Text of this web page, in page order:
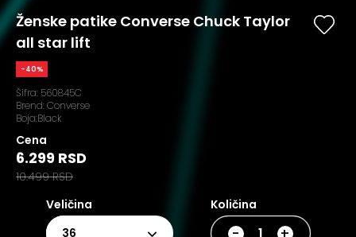
Ženske patike Converse Chuck Taylor
all star lift
-40%
Šifra: 560845C
Brend:Converse
Boja:Black
Cena
6.299 RSD
10.499 RSD
Veličina
36
Količina